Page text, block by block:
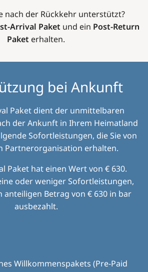
nach der Rückkehr unterstützt?
Arrival Paket und ein Post-Return
Paket erhalten.
bei Ankunft
Paket dient der unmittelbaren
der Ankunft in Ihrem Heimatland
Sofortleistungen, die Sie von
Partnerorganisation erhalten.
Paket hat einen Wert von € 630.
oder weniger Sofortleistungen,
anteiligen Betrag von € 630 in bar
ausbezahlt.
Willkommenspakets (Pre-Paid